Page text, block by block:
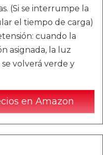
(Si se interrumpe la
el tiempo de carga)
cuando la
asignada, la luz
volverá verde y
en Amazon